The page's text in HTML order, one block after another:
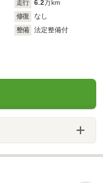
走行 6.2万km
修復
なし
整備
法定整備付